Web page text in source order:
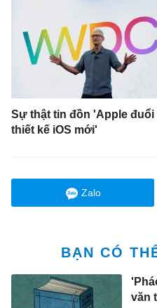
Sự thật tin đồn 'Apple đuổi
thiết kế iOS mới'
Zalo
BẠN CÓ
văn